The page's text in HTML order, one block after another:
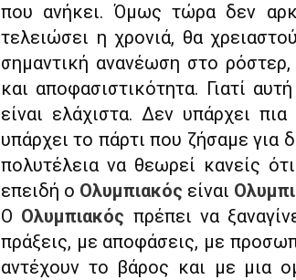
που ανήκει. Όμως τώρα δεν
τελειώσει η χρονιά, θα
σημαντική ανανέωση στο
και αποφασιστικότητα. Γιατί
είναι ελάχιστα. Δεν υπάρχει
υπάρχει το πάρτι που ζήσαμε για
πολυτέλεια να θεωρεί κανείς
επειδή ο Ολυμπιακός είναι
Ο Ολυμπιακός πρέπει να
πράξεις, με αποφάσεις, με
αντέχουν το βάρος και με μια